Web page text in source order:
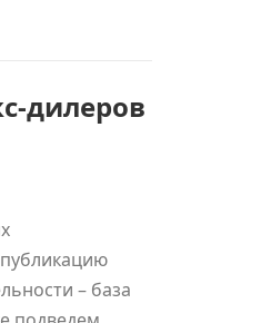
дилеров
– база